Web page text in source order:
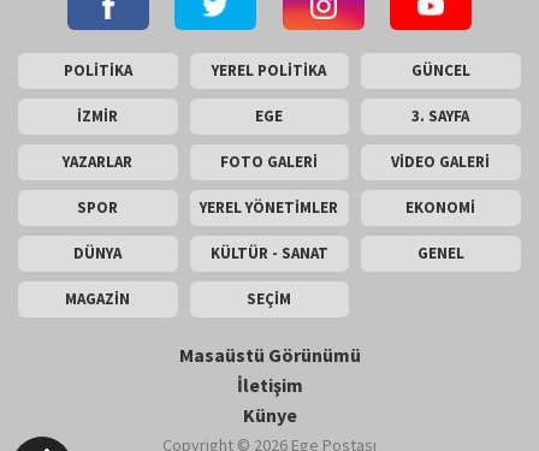
POLİTİKA YEREL POLİTİKA GÜNCEL
İZMİR EGE 3. SAYFA
YAZARLAR FOTO GALERİ VİDEO GALERİ
SPOR YEREL YÖNETİMLER EKONOMİ
DÜNYA KÜLTÜR - SANAT GENEL
MAGAZİN SEÇİM
Masaüstü Görünümü
İletişim
Künye
Copyright © 2026 Ege Postası